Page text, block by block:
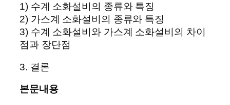
1) 수계 소화설비의 종류와 특징
2) 가스계 소화설비의 종류와 특징
3) 수계 소화설비와 가스계 소화설비의 차이
점과 장단점
3. 결론
본문내용